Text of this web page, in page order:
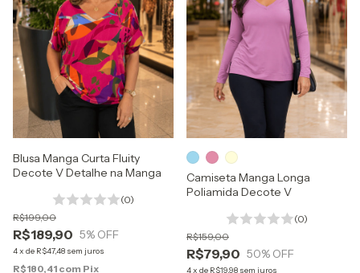
Blusa Manga Curta Fluity
Decote V Detalhe na Manga
(0)
R$189,90
R$199,00
5% OFF
4x de R$47,48 sem juros
R$180,41 com Pix
Camiseta Manga Longa
Poliamida Decote V
(0)
R$79,90
R$159,00
50% OFF
4x de R$19,98 sem juros